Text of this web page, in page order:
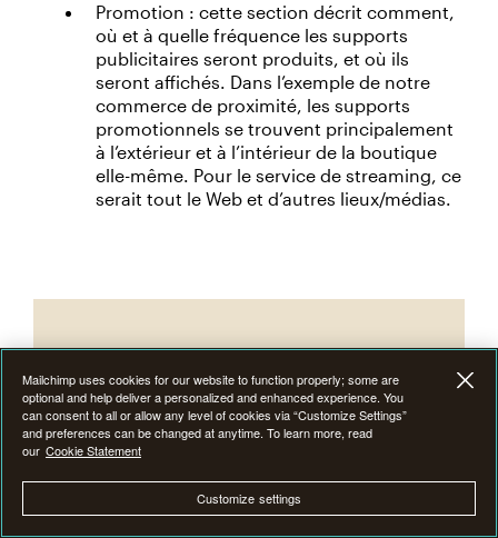
Promotion : cette section décrit comment,
où et à quelle fréquence les supports
publicitaires seront produits, et où ils
seront affichés. Dans l’exemple de notre
commerce de proximité, les supports
promotionnels se trouvent principalement
à l’extérieur et à l’intérieur de la boutique
elle-même. Pour le service de streaming, ce
serait tout le Web et d’autres lieux/médias.
Mailchimp uses cookies for our website to function properly; some are
optional and help deliver a personalized and enhanced experience. You
can consent to all or allow any level of cookies via “Customize Settings”
and preferences can be changed at anytime. To learn more, read
our Cookie Statement
Customize settings